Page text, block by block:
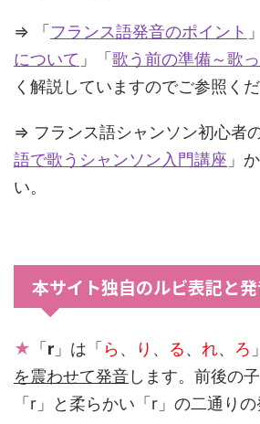
⇒ 「フランス語発音のポイント
について 」「歌う前の準備～歌
く解説していますのでご参照くだ
⇒ フランス語シャンソン初心者
語で歌うシャンソン入門講座 」
い。
本サイト独自のルビ表記と
★ 「r 」は「ら、 り 、 る、 れ、 ろ
を震わせて発音します。前後の
「r」と柔らかい「r」の二通りの